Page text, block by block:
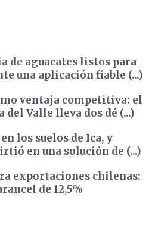
de aguacates listos para
una aplicación fiable (...)
ventaja competitiva: el
del Valle lleva dos dé (...)
los suelos de Ica, y
en una solución de (...)
exportaciones chilenas:
de 12,5%